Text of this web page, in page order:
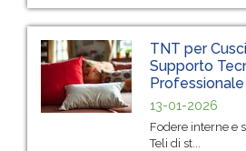
TNT per
Supporto
Professionale
13-01-2026
Fodere interne e
Teli di st...